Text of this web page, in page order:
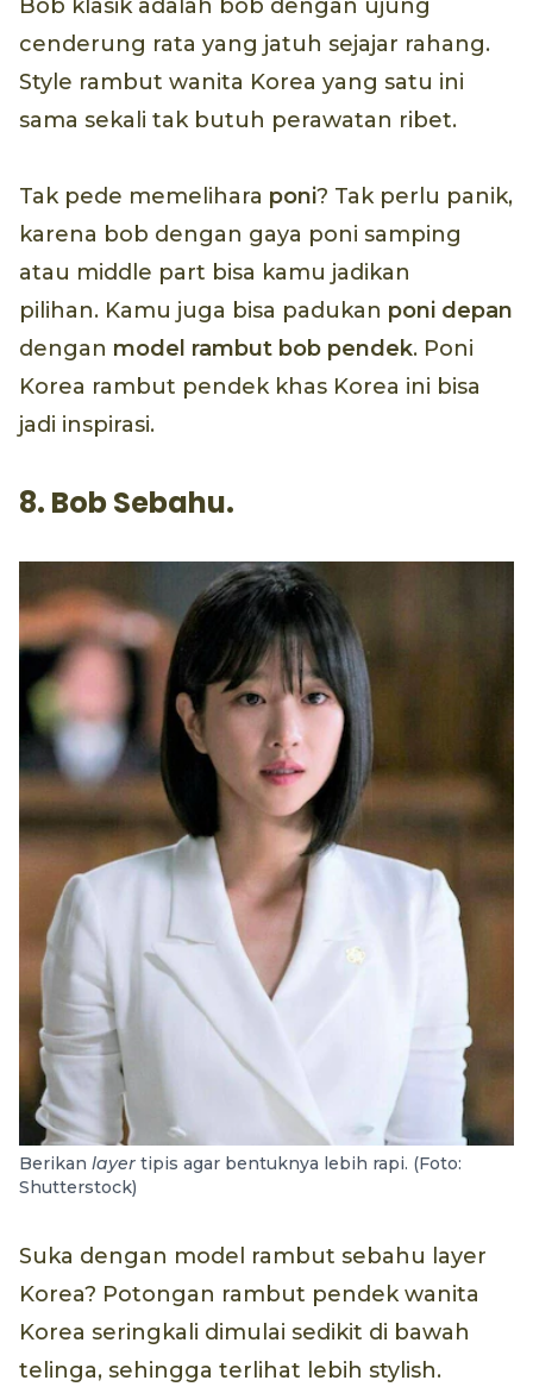
Bob klasik adalah bob dengan ujung
cenderung rata yang jatuh sejajar rahang.
Style rambut wanita Korea yang satu ini
sama sekali tak butuh perawatan ribet.
Tak pede memelihara poni? Tak perlu panik,
karena bob dengan gaya poni samping
atau middle part bisa kamu jadikan
pilihan. Kamu juga bisa padukan poni depan
dengan model rambut bob pendek. Poni
Korea rambut pendek khas Korea ini bisa
jadi inspirasi.
8. Bob Sebahu.
Berikan layer tipis agar bentuknya lebih rapi. (Foto:
Shutterstock)
Suka dengan model rambut sebahu layer
Korea? Potongan rambut pendek wanita
Korea seringkali dimulai sedikit di bawah
telinga, sehingga terlihat lebih stylish.